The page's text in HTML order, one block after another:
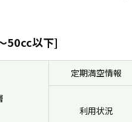
50cc以下]
定期満空情報
利用状況